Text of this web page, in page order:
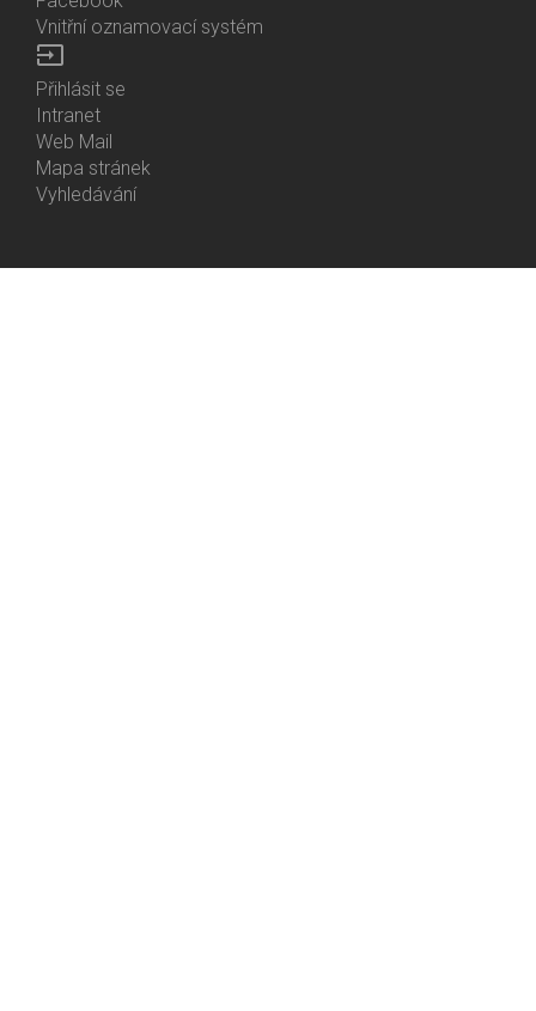
Vnitřní oznamovací systém
input
Bottom
Menu
Login
Přihlásit se
Intranet
Web Mail
Mapa stránek
Vyhledávání